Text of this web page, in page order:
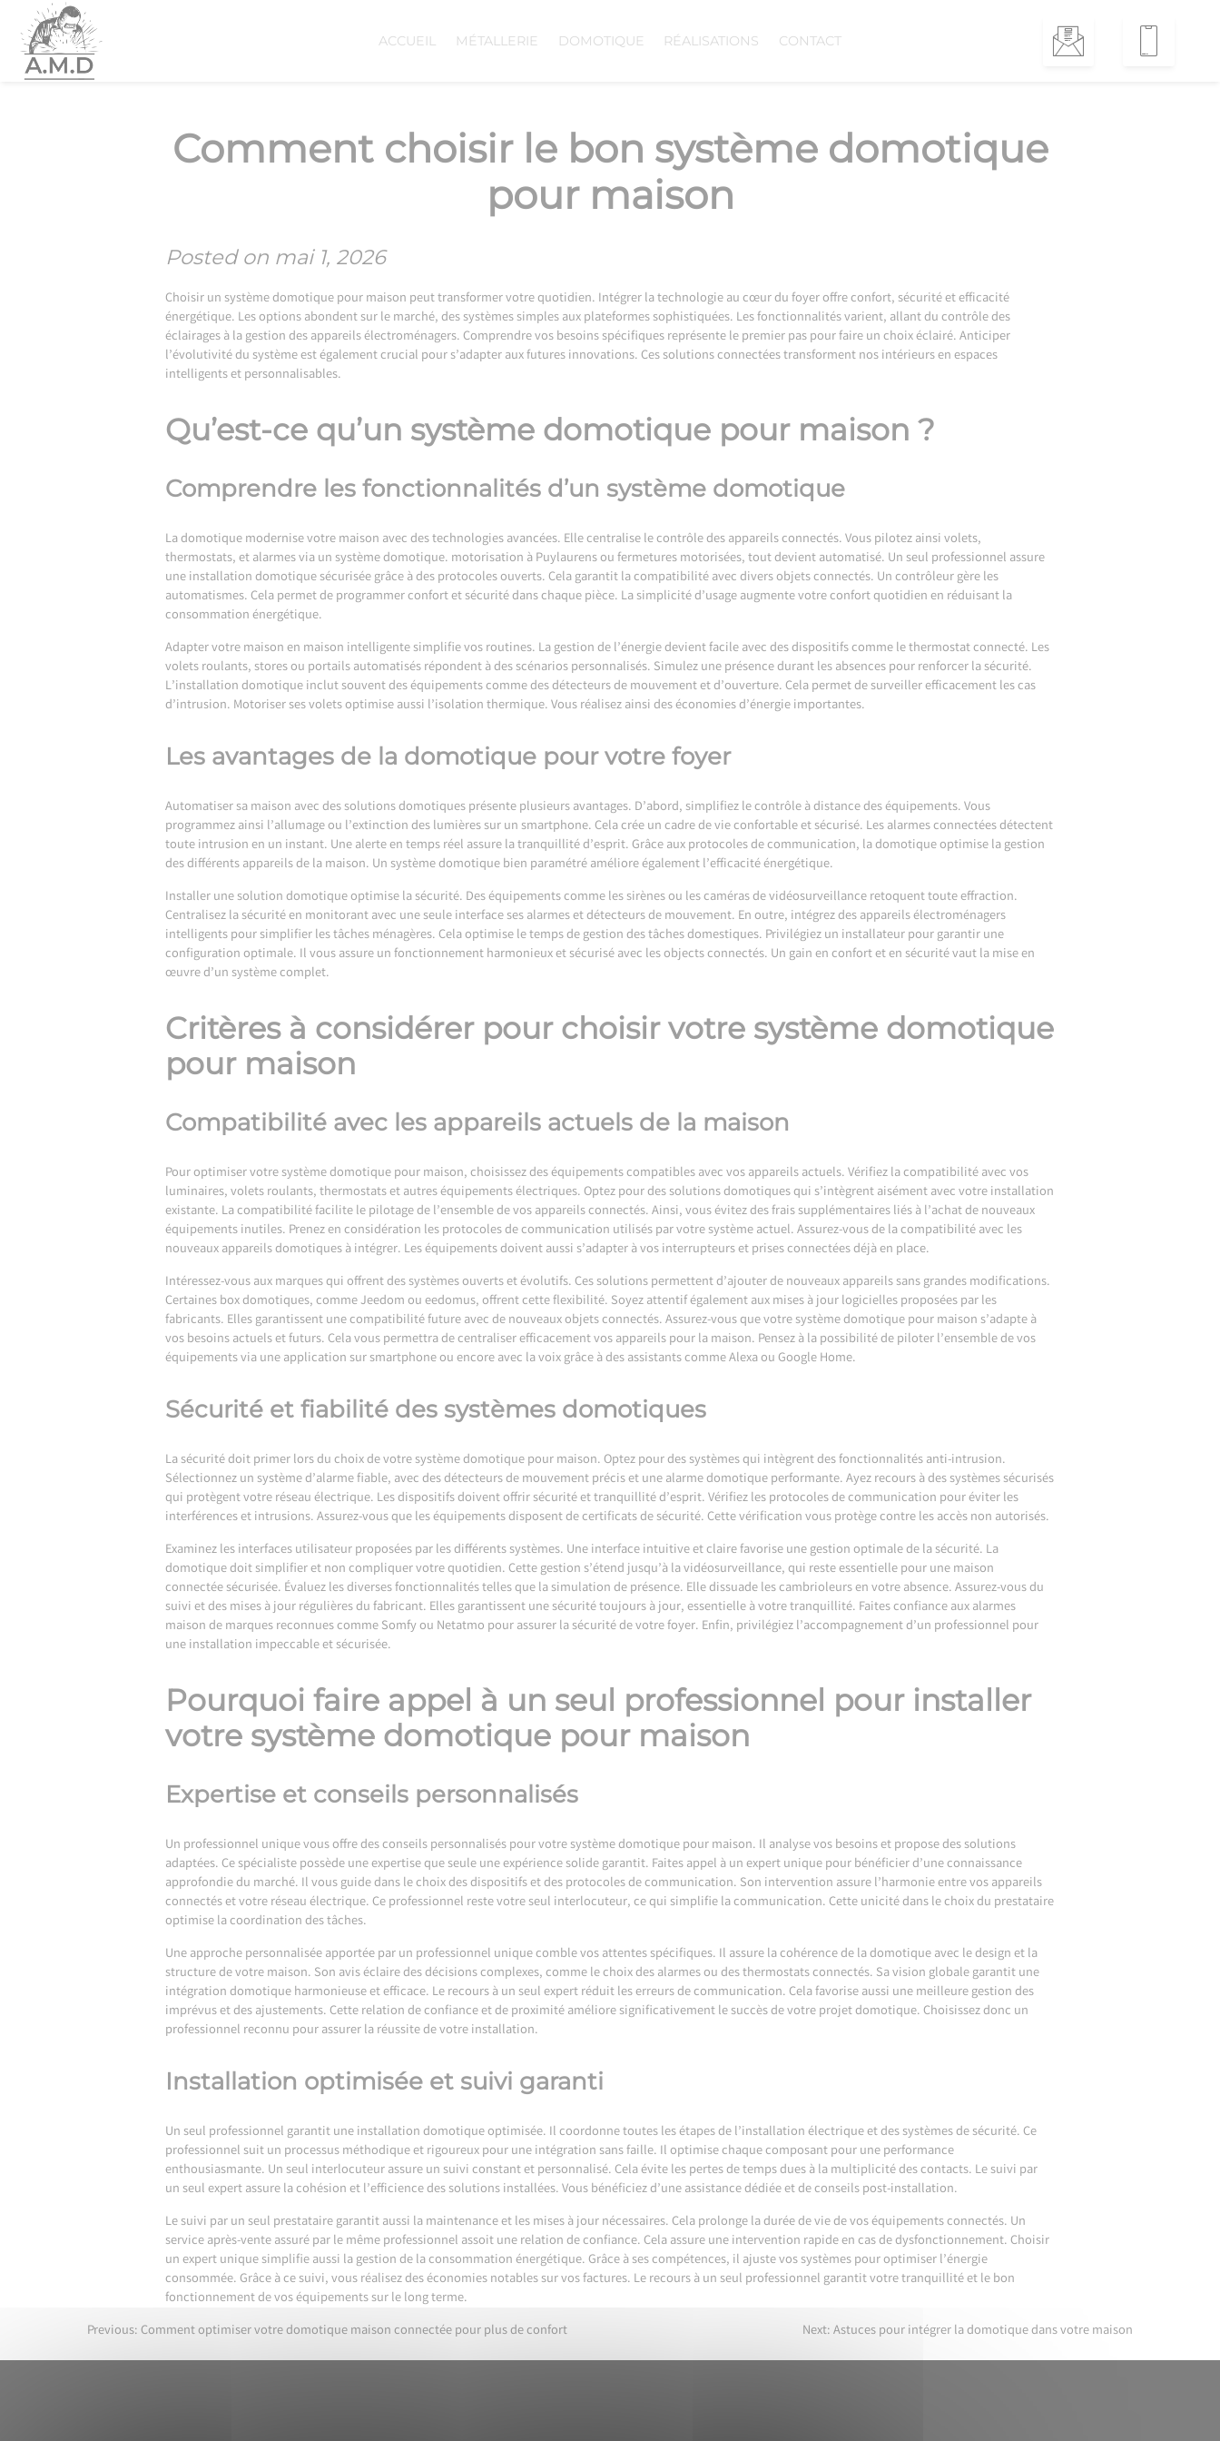
content
ACCUEIL MÉTALLERIE DOMOTIQUE RÉALISATIONS CONTACT
Comment choisir le bon système domotique
pour maison
Posted on mai 1, 2026
Choisir un système domotique pour maison peut transformer votre quotidien. Intégrer la technologie au cœur du foyer offre confort, sécurité et efficacité
énergétique. Les options abondent sur le marché, des systèmes simples aux plateformes sophistiquées. Les fonctionnalités varient, allant du contrôle des
éclairages à la gestion des appareils électroménagers. Comprendre vos besoins spécifiques représente le premier pas pour faire un choix éclairé. Anticiper
l’évolutivité du système est également crucial pour s’adapter aux futures innovations. Ces solutions connectées transforment nos intérieurs en espaces
intelligents et personnalisables.
Qu’est-ce qu’un système domotique pour maison ?
Comprendre les fonctionnalités d’un système domotique
La domotique modernise votre maison avec des technologies avancées. Elle centralise le contrôle des appareils connectés. Vous pilotez ainsi volets,
thermostats, et alarmes via un système domotique. motorisation à Puylaurensou fermetures motorisées, tout devient automatisé. Un seul professionnel assure
une installation domotique sécurisée grâce à des protocoles ouverts. Cela garantit la compatibilité avec divers objets connectés. Un contrôleur gère les
automatismes. Cela permet de programmer confort et sécurité dans chaque pièce. La simplicité d’usage augmente votre confort quotidien en réduisant la
consommation énergétique.
Adapter votre maison en maison intelligente simplifie vos routines. La gestion de l’énergie devient facile avec des dispositifs comme le thermostat connecté. Les
volets roulants, stores ou portails automatisés répondent à des scénarios personnalisés. Simulez une présence durant les absences pour renforcer la sécurité.
L’installation domotique inclut souvent des équipements comme des détecteurs de mouvement et d’ouverture. Cela permet de surveiller efficacement les cas
d’intrusion. Motoriser ses volets optimise aussi l’isolation thermique. Vous réalisez ainsi des économies d’énergie importantes.
Les avantages de la domotique pour votre foyer
Automatiser sa maison avec des solutions domotiques présente plusieurs avantages. D’abord, simplifiez le contrôle à distance des équipements. Vous
programmez ainsi l’allumage ou l’extinction des lumières sur un smartphone. Cela crée un cadre de vie confortable et sécurisé. Les alarmes connectées détectent
toute intrusion en un instant. Une alerte en temps réel assure la tranquillité d’esprit. Grâce aux protocoles de communication, la domotique optimise la gestion
des différents appareils de la maison. Un système domotique bien paramétré améliore également l’efficacité énergétique.
Installer une solution domotique optimise la sécurité. Des équipements comme les sirènes ou les caméras de vidéosurveillance retoquent toute effraction.
Centralisez la sécurité en monitorant avec une seule interface ses alarmes et détecteurs de mouvement. En outre, intégrez des appareils électroménagers
intelligents pour simplifier les tâches ménagères. Cela optimise le temps de gestion des tâches domestiques. Privilégiez un installateur pour garantir une
configuration optimale. Il vous assure un fonctionnement harmonieux et sécurisé avec les objects connectés. Un gain en confort et en sécurité vaut la mise en
œuvre d’un système complet.
Critères à considérer pour choisir votre système domotique
pour maison
Compatibilité avec les appareils actuels de la maison
Pour optimiser votre système domotique pour maison, choisissez des équipements compatibles avec vos appareils actuels. Vérifiez la compatibilité avec vos
luminaires, volets roulants, thermostats et autres équipements électriques. Optez pour des solutions domotiques qui s’intègrent aisément avec votre installation
existante. La compatibilité facilite le pilotage de l’ensemble de vos appareils connectés. Ainsi, vous évitez des frais supplémentaires liés à l’achat de nouveaux
équipements inutiles. Prenez en considération les protocoles de communication utilisés par votre système actuel. Assurez-vous de la compatibilité avec les
nouveaux appareils domotiques à intégrer. Les équipements doivent aussi s’adapter à vos interrupteurs et prises connectées déjà en place.
Intéressez-vous aux marques qui offrent des systèmes ouverts et évolutifs. Ces solutions permettent d’ajouter de nouveaux appareils sans grandes modifications.
Certaines box domotiques, comme Jeedom ou eedomus, offrent cette flexibilité. Soyez attentif également aux mises à jour logicielles proposées par les
fabricants. Elles garantissent une compatibilité future avec de nouveaux objets connectés. Assurez-vous que votre système domotique pour maison s’adapte à
vos besoins actuels et futurs. Cela vous permettra de centraliser efficacement vos appareils pour la maison. Pensez à la possibilité de piloter l’ensemble de vos
équipements via une application sur smartphone ou encore avec la voix grâce à des assistants comme Alexa ou Google Home.
Sécurité et fiabilité des systèmes domotiques
La sécurité doit primer lors du choix de votre système domotique pour maison. Optez pour des systèmes qui intègrent des fonctionnalités anti-intrusion.
Sélectionnez un système d’alarme fiable, avec des détecteurs de mouvement précis et une alarme domotique performante. Ayez recours à des systèmes sécurisés
qui protègent votre réseau électrique. Les dispositifs doivent offrir sécurité et tranquillité d’esprit. Vérifiez les protocoles de communication pour éviter les
interférences et intrusions. Assurez-vous que les équipements disposent de certificats de sécurité. Cette vérification vous protège contre les accès non autorisés.
Examinez les interfaces utilisateur proposées par les différents systèmes. Une interface intuitive et claire favorise une gestion optimale de la sécurité. La
domotique doit simplifier et non compliquer votre quotidien. Cette gestion s’étend jusqu’à la vidéosurveillance, qui reste essentielle pour une maison
connectée sécurisée. Évaluez les diverses fonctionnalités telles que la simulation de présence. Elle dissuade les cambrioleurs en votre absence. Assurez-vous du
suivi et des mises à jour régulières du fabricant. Elles garantissent une sécurité toujours à jour, essentielle à votre tranquillité. Faites confiance aux alarmes
maison de marques reconnues comme Somfy ou Netatmo pour assurer la sécurité de votre foyer. Enfin, privilégiez l’accompagnement d’un professionnel pour
une installation impeccable et sécurisée.
Pourquoi faire appel à un seul professionnel pour installer
votre système domotique pour maison
Expertise et conseils personnalisés
Un professionnel unique vous offre des conseils personnalisés pour votre système domotique pour maison. Il analyse vos besoins et propose des solutions
adaptées. Ce spécialiste possède une expertise que seule une expérience solide garantit. Faites appel à un expert unique pour bénéficier d’une connaissance
approfondie du marché. Il vous guide dans le choix des dispositifs et des protocoles de communication. Son intervention assure l’harmonie entre vos appareils
connectés et votre réseau électrique. Ce professionnel reste votre seul interlocuteur, ce qui simplifie la communication. Cette unicité dans le choix du prestataire
optimise la coordination des tâches.
Une approche personnalisée apportée par un professionnel unique comble vos attentes spécifiques. Il assure la cohérence de la domotique avec le design et la
structure de votre maison. Son avis éclaire des décisions complexes, comme le choix des alarmes ou des thermostats connectés. Sa vision globale garantit une
intégration domotique harmonieuse et efficace. Le recours à un seul expert réduit les erreurs de communication. Cela favorise aussi une meilleure gestion des
imprévus et des ajustements. Cette relation de confiance et de proximité améliore significativement le succès de votre projet domotique. Choisissez donc un
professionnel reconnu pour assurer la réussite de votre installation.
Installation optimisée et suivi garanti
Un seul professionnel garantit une installation domotique optimisée. Il coordonne toutes les étapes de l’installation électrique et des systèmes de sécurité. Ce
professionnel suit un processus méthodique et rigoureux pour une intégration sans faille. Il optimise chaque composant pour une performance
enthousiasmante. Un seul interlocuteur assure un suivi constant et personnalisé. Cela évite les pertes de temps dues à la multiplicité des contacts. Le suivi par
un seul expert assure la cohésion et l’efficience des solutions installées. Vous bénéficiez d’une assistance dédiée et de conseils post-installation.
Le suivi par un seul prestataire garantit aussi la maintenance et les mises à jour nécessaires. Cela prolonge la durée de vie de vos équipements connectés. Un
service après-vente assuré par le même professionnel assoit une relation de confiance. Cela assure une intervention rapide en cas de dysfonctionnement. Choisir
un expert unique simplifie aussi la gestion de la consommation énergétique. Grâce à ses compétences, il ajuste vos systèmes pour optimiser l’énergie
consommée. Grâce à ce suivi, vous réalisez des économies notables sur vos factures. Le recours à un seul professionnel garantit votre tranquillité et le bon
fonctionnement de vos équipements sur le long terme.
Navigation
Previous:Comment optimiser votre domotique maison connectée pour plus de confort Next:Astuces pour intégrer la domotique dans votre maison